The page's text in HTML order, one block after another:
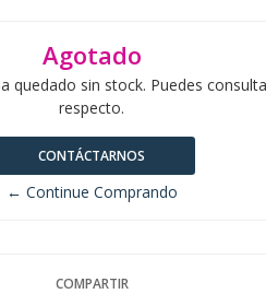
Agotado
quedado sin stock. Puedes
respecto.
CONTÁCTARNOS
← Continue Comprando
COMPARTIR